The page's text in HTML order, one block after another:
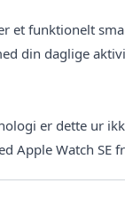
et funktionelt
din daglige
er dette ur
Apple Watch SE